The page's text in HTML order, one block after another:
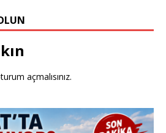
açmalısınız.